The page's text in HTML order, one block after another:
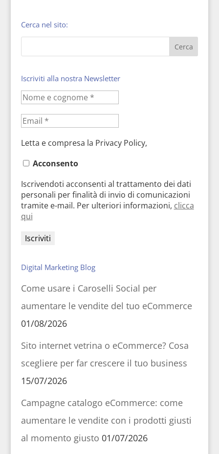
Cerca nel sito:
Iscriviti alla nostra Newsletter
Letta e compresa la Privacy Policy,
Acconsento
Iscrivendoti acconsenti al trattamento dei dati
personali per finalità di invio di comunicazioni
tramite e-mail. Per ulteriori informazioni, clicca
qui
Digital Marketing Blog
Come usare i Caroselli Social per
aumentare le vendite del tuo eCommerce
01/08/2026
Sito internet vetrina o eCommerce? Cosa
scegliere per far crescere il tuo business
15/07/2026
Campagne catalogo eCommerce: come
aumentare le vendite con i prodotti giusti
al momento giusto 01/07/2026